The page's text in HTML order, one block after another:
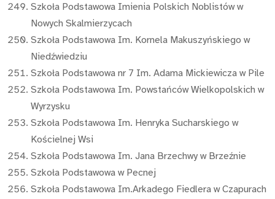
Szkoła Podstawowa Imienia Polskich Noblistów w
Nowych Skalmierzycach
Szkoła Podstawowa Im. Kornela Makuszyńskiego w
Niedźwiedziu
Szkoła Podstawowa nr 7 Im. Adama Mickiewicza w Pile
Szkoła Podstawowa Im. Powstańców Wielkopolskich w
Wyrzysku
Szkoła Podstawowa Im. Henryka Sucharskiego w
Kościelnej Wsi
Szkoła Podstawowa Im. Jana Brzechwy w Brzeźnie
Szkoła Podstawowa w Pecnej
Szkoła Podstawowa Im.Arkadego Fiedlera w Czapurach